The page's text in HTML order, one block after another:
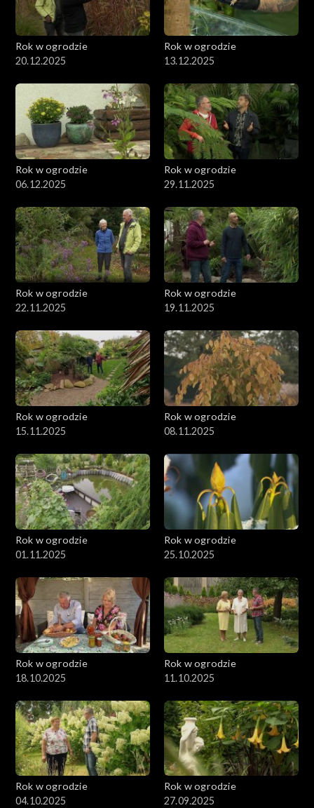
Rok w ogrodzie
20.12.2025
Rok w ogrodzie
13.12.2025
Rok w ogrodzie
06.12.2025
Rok w ogrodzie
29.11.2025
Rok w ogrodzie
22.11.2025
Rok w ogrodzie
19.11.2025
Rok w ogrodzie
15.11.2025
Rok w ogrodzie
08.11.2025
Rok w ogrodzie
01.11.2025
Rok w ogrodzie
25.10.2025
Rok w ogrodzie
18.10.2025
Rok w ogrodzie
11.10.2025
Rok w ogrodzie
04.10.2025
Rok w ogrodzie
27.09.2025